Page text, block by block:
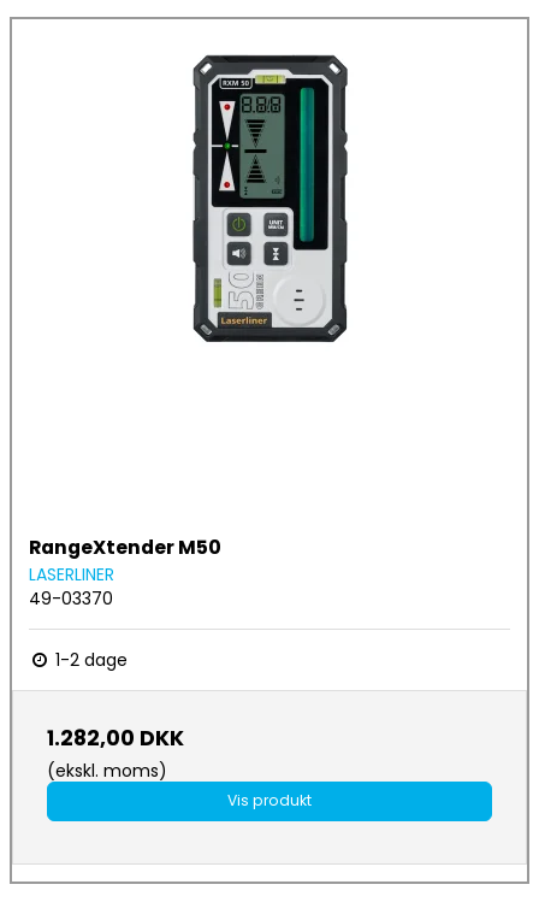
RangeXtender M50
LASERLINER
49-03370
1-2 dage
1.282,00 DKK
(ekskl. moms)
Vis produkt